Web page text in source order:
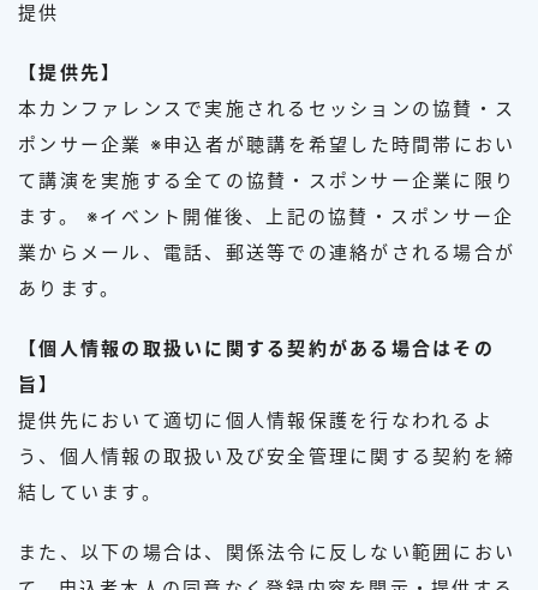
提供
【提供先】
本カンファレンスで実施されるセッションの協賛・ス
ポンサー企業 ※申込者が聴講を希望した時間帯におい
て講演を実施する全ての協賛・スポンサー企業に限り
ます。 ※イベント開催後、上記の協賛・スポンサー企
業からメール、電話、郵送等での連絡がされる場合が
あります。
【個人情報の取扱いに関する契約がある場合はその
旨】
提供先において適切に個人情報保護を行なわれるよ
う、個人情報の取扱い及び安全管理に関する契約を締
結しています。
また、以下の場合は、関係法令に反しない範囲におい